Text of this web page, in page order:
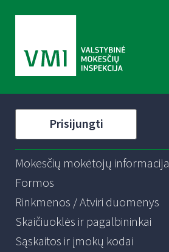
Prisijungti
Mokesčių mokėtojų informacija
Formos
Rinkmenos / Atviri duomenys
Skaičiuoklės ir pagalbininkai
Sąskaitos ir įmokų kodai